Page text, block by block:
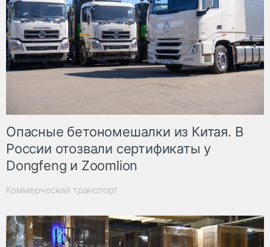
Опасные бетономешалки из Китая. В
России отозвали сертификаты у
Dongfeng и Zoomlion
Коммерческий транспорт